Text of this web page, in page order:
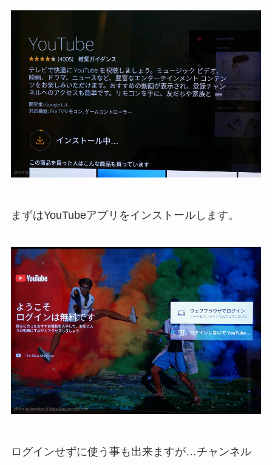
まずはYouTubeアプリをインストールします。
ログインせずに使う事も出来ますが…チャンネル